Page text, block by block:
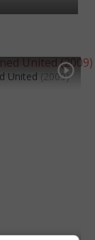
United (2009)